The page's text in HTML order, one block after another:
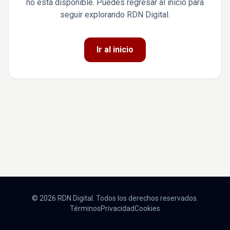
no está disponible. Puedes regresar al inicio para
seguir explorando RDN Digital.
Ir al inicio
© 2026 RDN Digital. Todos los derechos reservados.
TérminosPrivacidadCookies